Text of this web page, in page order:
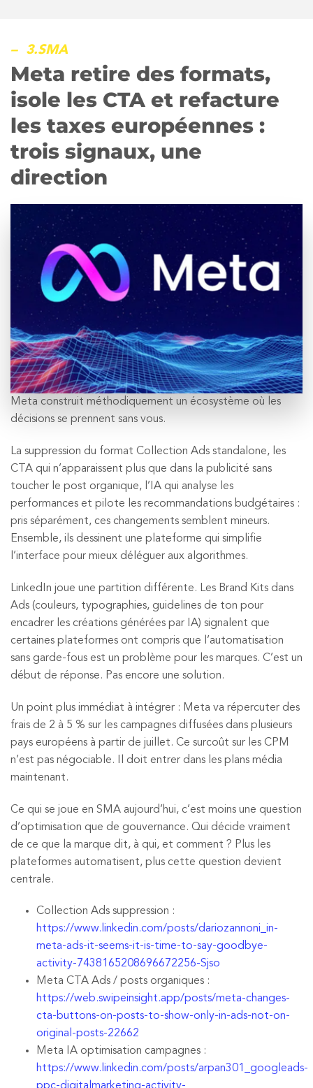
– 3.SMA
Meta retire des formats,
isole les CTA et refacture
les taxes européennes :
trois signaux, une
direction
Meta construit méthodiquement un écosystème où les
décisions se prennent sans vous.
La suppression du format Collection Ads standalone, les
CTA qui n’apparaissent plus que dans la publicité sans
toucher le post organique, l’IA qui analyse les
performances et pilote les recommandations budgétaires :
pris séparément, ces changements semblent mineurs.
Ensemble, ils dessinent une plateforme qui simplifie
l’interface pour mieux déléguer aux algorithmes.
LinkedIn joue une partition différente. Les Brand Kits dans
Ads (couleurs, typographies, guidelines de ton pour
encadrer les créations générées par IA) signalent que
certaines plateformes ont compris que l’automatisation
sans garde-fous est un problème pour les marques. C’est un
début de réponse. Pas encore une solution.
Un point plus immédiat à intégrer : Meta va répercuter des
frais de 2 à 5 % sur les campagnes diffusées dans plusieurs
pays européens à partir de juillet. Ce surcoût sur les CPM
n’est pas négociable. Il doit entrer dans les plans média
maintenant.
Ce qui se joue en SMA aujourd’hui, c’est moins une question
d’optimisation que de gouvernance. Qui décide vraiment
de ce que la marque dit, à qui, et comment ? Plus les
plateformes automatisent, plus cette question devient
centrale.
Collection Ads suppression :
https://www.linkedin.com/posts/dariozannoni_in-
meta-ads-it-seems-it-is-time-to-say-goodbye-
activity-7438165208696672256-Sjso
Meta CTA Ads / posts organiques :
https://web.swipeinsight.app/posts/meta-changes-
cta-buttons-on-posts-to-show-only-in-ads-not-on-
original-posts-22662
Meta IA optimisation campagnes :
https://www.linkedin.com/posts/arpan301_googleads-